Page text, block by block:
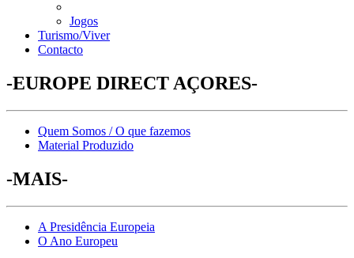
Jogos
Turismo/Viver
Contacto
-EUROPE DIRECT AÇORES-
Quem Somos / O que fazemos
Material Produzido
-MAIS-
A Presidência Europeia
O Ano Europeu